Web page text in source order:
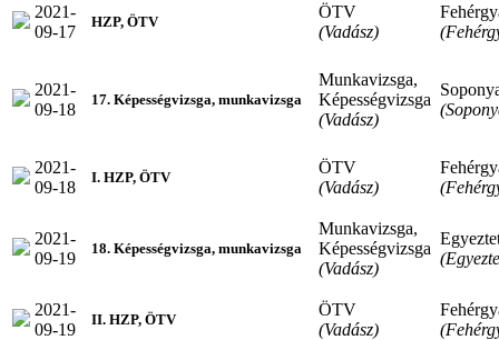
2021-
09-17
HZP, ÖTV
ÖTV
(Vadász)
2021-
09-18
17. Képességvizsga, munkavizsga
Munkavizsga,
Képességvizsga
(Vadász)
2021-
09-18
I. HZP, ÖTV
ÖTV
(Vadász)
2021-
09-19
18. Képességvizsga, munkavizsga
Munkavizsga,
Képességvizsga
(Vadász)
2021-
09-19
II. HZP, ÖTV
ÖTV
(Vadász)